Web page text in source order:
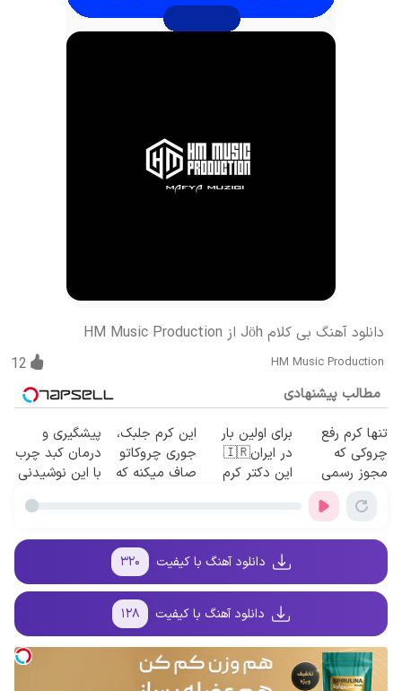
دانلود آهنگ بی کلام Jöh از HM Music Production
HM Music Production
12
مطالب پیشنهادی
تنها کرم رفع
چروکی که
مجوز رسمی
وزارت بهداشت
دارد
برای اولین بار
در ایران🇮🇷
این دکتر کرم
این کرم جلبک،
جوری چروکاتو
صاف میکنه که
پیشگیری و
درمان کبد چرب
با این نوشیدنی
دانلود آهنگ با کیفیت ۳۲۰
دانلود آهنگ با کیفیت ۱۲۸